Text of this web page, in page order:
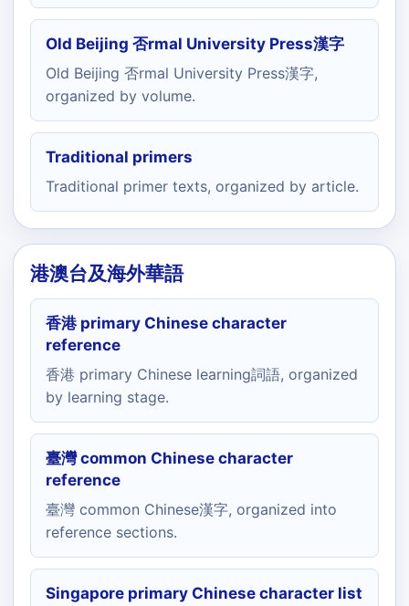
Old Beijing 否rmal University Press漢字
Old Beijing 否rmal University Press漢字,
organized by volume.
Traditional primers
Traditional primer texts, organized by article.
港澳台及海外華語
香港 primary Chinese character
reference
香港 primary Chinese learning詞語, organized
by learning stage.
臺灣 common Chinese character
reference
臺灣 common Chinese漢字, organized into
reference sections.
Singapore primary Chinese character list